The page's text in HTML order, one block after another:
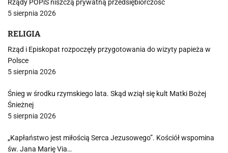
Rządy POPiS niszczą prywatną przedsiębiorczość
5 sierpnia 2026
RELIGIA
Rząd i Episkopat rozpoczęły przygotowania do wizyty papieża w
Polsce
5 sierpnia 2026
Śnieg w środku rzymskiego lata. Skąd wziął się kult Matki Bożej
Śnieżnej
5 sierpnia 2026
„Kapłaństwo jest miłością Serca Jezusowego”. Kościół wspomina
św. Jana Marię Via…